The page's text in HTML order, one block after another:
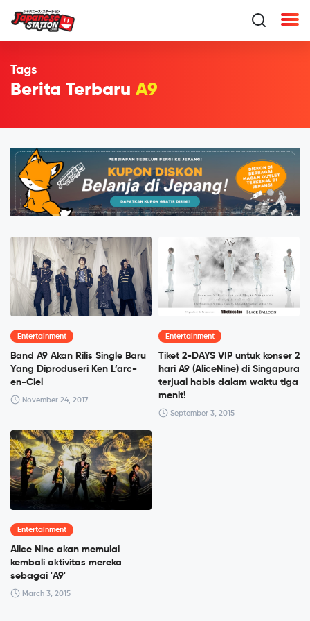
Tags
Berita Terbaru A9
Entertainment
Band A9 Akan Rilis Single Baru
Yang Diproduseri Ken L’arc-
en-Ciel
November 24, 2017
Entertainment
Tiket 2-DAYS VIP untuk konser 2
hari A9 (AliceNine) di Singapura
terjual habis dalam waktu tiga
menit!
September 3, 2015
Entertainment
Alice Nine akan memulai
kembali aktivitas mereka
sebagai 'A9'
March 3, 2015